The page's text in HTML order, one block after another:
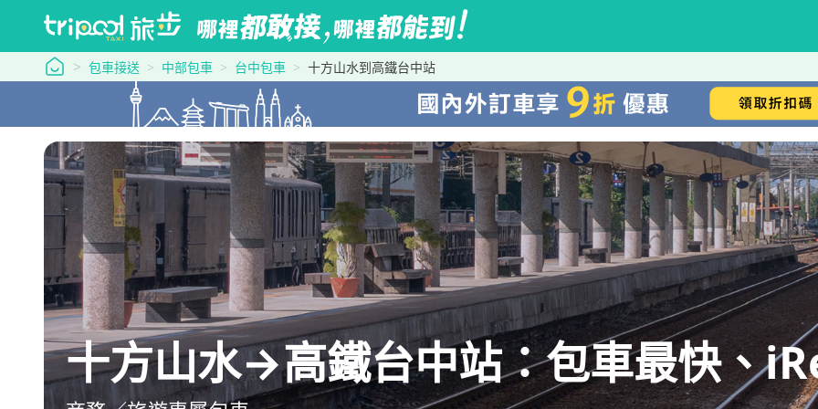
tripool 旅步
包車接送 中部包車 台中包車 十方山水到高鐵台中站
十方山水→高鐵台中站：包車最快、